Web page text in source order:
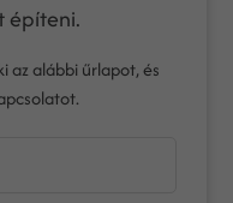
építeni.
az alábbi űrlapot, és